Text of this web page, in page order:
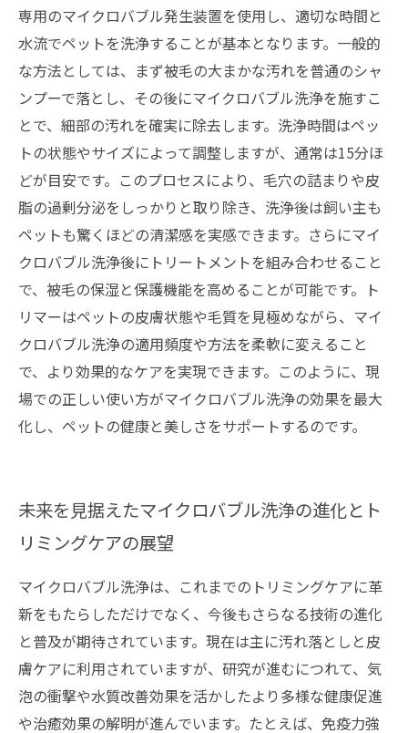
専用のマイクロバブル発生装置を使用し、適切な時間と
水流でペットを洗浄することが基本となります。一般的
な方法としては、まず被毛の大まかな汚れを普通のシャ
ンプーで落とし、その後にマイクロバブル洗浄を施すこ
とで、細部の汚れを確実に除去します。洗浄時間はペッ
トの状態やサイズによって調整しますが、通常は15分ほ
どが目安です。このプロセスにより、毛穴の詰まりや皮
脂の過剰分泌をしっかりと取り除き、洗浄後は飼い主も
ペットも驚くほどの清潔感を実感できます。さらにマイ
クロバブル洗浄後にトリートメントを組み合わせること
で、被毛の保湿と保護機能を高めることが可能です。ト
リマーはペットの皮膚状態や毛質を見極めながら、マイ
クロバブル洗浄の適用頻度や方法を柔軟に変えること
で、より効果的なケアを実現できます。このように、現
場での正しい使い方がマイクロバブル洗浄の効果を最大
化し、ペットの健康と美しさをサポートするのです。
未来を見据えたマイクロバブル洗浄の進化とト
リミングケアの展望
マイクロバブル洗浄は、これまでのトリミングケアに革
新をもたらしただけでなく、今後もさらなる技術の進化
と普及が期待されています。現在は主に汚れ落としと皮
膚ケアに利用されていますが、研究が進むにつれて、気
泡の衝撃や水質改善効果を活かしたより多様な健康促進
や治癒効果の解明が進んでいます。たとえば、免疫力強